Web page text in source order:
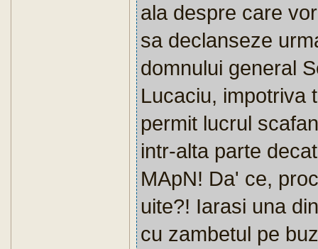
ala despre care
sa declanseze
domnului general
Lucaciu, impotriva
permit lucrul
intr-alta parte
MApN! Da' ce,
uite?! Iarasi una
cu zambetul pe